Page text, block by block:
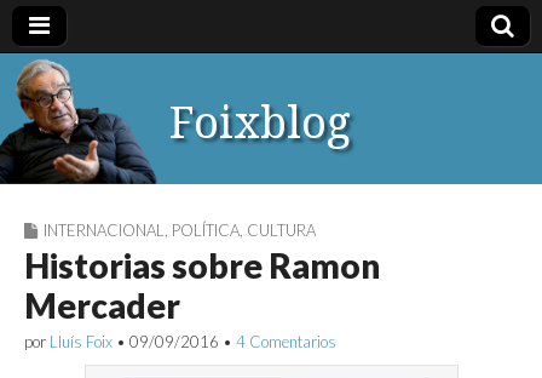
Foixblog
INTERNACIONAL POLÍTICA CULTURA
Historias sobre Ramon
Mercader
por Lluís Foix • 09/09/2016 • 4 Comentarios